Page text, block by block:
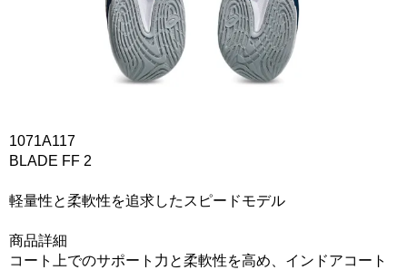
1071A117
BLADE FF 2
軽量性と柔軟性を追求したスピードモデル
商品詳細
コート上でのサポート力と柔軟性を高め、インドアコート